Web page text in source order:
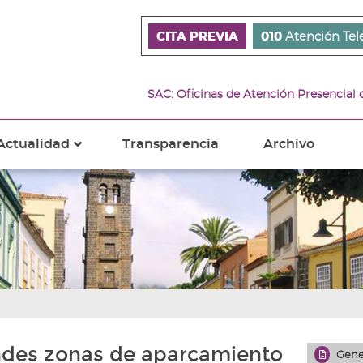
CITA PREVIA 010 Atención
SAC: Oficinas de Atención
Transparencia Archivo
zonas de aparcamiento